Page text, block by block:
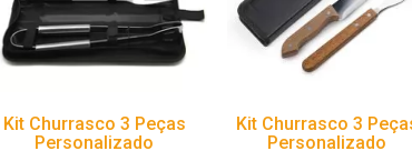
Kit Churrasco 3 Peças
Personalizado
Kit Churrasco 3
Personalizado